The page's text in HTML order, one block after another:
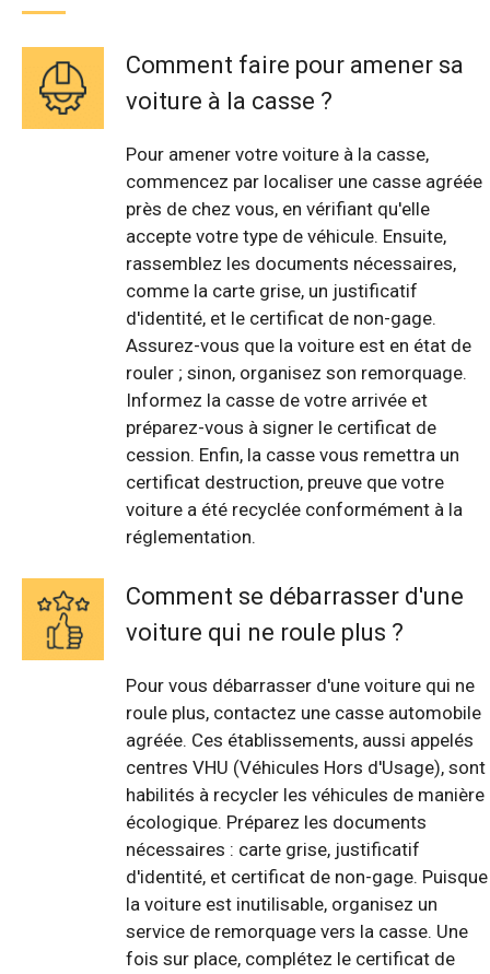
Comment faire pour amener sa
voiture à la casse ?
Pour amener votre voiture à la casse,
commencez par localiser une casse agréée
près de chez vous, en vérifiant qu'elle
accepte votre type de véhicule. Ensuite,
rassemblez les documents nécessaires,
comme la carte grise, un justificatif
d'identité, et le certificat de non-gage.
Assurez-vous que la voiture est en état de
rouler ; sinon, organisez son remorquage.
Informez la casse de votre arrivée et
préparez-vous à signer le certificat de
cession. Enfin, la casse vous remettra un
certificat destruction, preuve que votre
voiture a été recyclée conformément à la
réglementation.
Comment se débarrasser d'une
voiture qui ne roule plus ?
Pour vous débarrasser d'une voiture qui ne
roule plus, contactez une casse automobile
agréée. Ces établissements, aussi appelés
centres VHU (Véhicules Hors d'Usage), sont
habilités à recycler les véhicules de manière
écologique. Préparez les documents
nécessaires : carte grise, justificatif
d'identité, et certificat de non-gage. Puisque
la voiture est inutilisable, organisez un
service de remorquage vers la casse. Une
fois sur place, complétez le certificat de